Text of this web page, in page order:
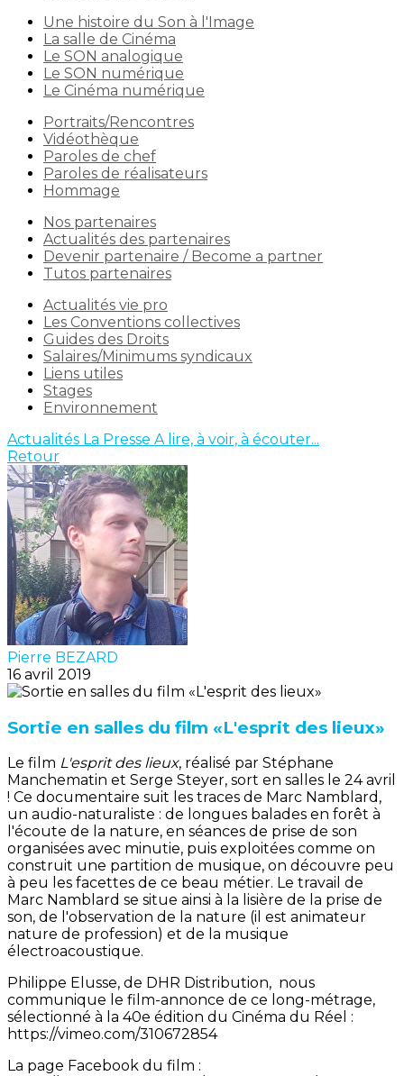
Une histoire du Son à l'Image
La salle de Cinéma
Le SON analogique
Le SON numérique
Le Cinéma numérique
Portraits/Rencontres
Vidéothèque
Paroles de chef
Paroles de réalisateurs
Hommage
Nos partenaires
Actualités des partenaires
Devenir partenaire / Become a partner
Tutos partenaires
Actualités vie pro
Les Conventions collectives
Guides des Droits
Salaires/Minimums syndicaux
Liens utiles
Stages
Environnement
Actualités La Presse A lire, à voir, à écouter...
Retour
Pierre BEZARD
16 avril 2019
Sortie en salles du film «L'esprit des lieux»
Le film L'esprit des lieux, réalisé par Stéphane
Manchematin et Serge Steyer, sort en salles le 24 avril
! Ce documentaire suit les traces de Marc Namblard,
un audio-naturaliste : de longues balades en forêt à
l'écoute de la nature, en séances de prise de son
organisées avec minutie, puis exploitées comme on
construit une partition de musique, on découvre peu
à peu les facettes de ce beau métier. Le travail de
Marc Namblard se situe ainsi à la lisière de la prise de
son, de l'observation de la nature (il est animateur
nature de profession) et de la musique
électroacoustique.
Philippe Elusse, de DHR Distribution, nous
communique le film-annonce de ce long-métrage,
sélectionné à la 40e édition du Cinéma du Réel :
https://vimeo.com/310672854
La page Facebook du film :